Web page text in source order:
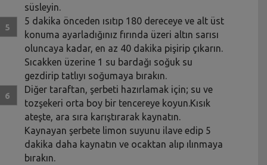
süsleyin.
5 dakika önceden ısıtıp 180 dereceye ve alt üst
konuma ayarladığınız fırında üzeri altın sarısı
oluncaya kadar, en az 40 dakika pişirip çıkarın.
Sıcakken üzerine 1 su bardağı soğuk su
gezdirip tatlıyı soğumaya bırakın.
Diğer taraftan, şerbeti hazırlamak için; su ve
tozşekeri orta boy bir tencereye koyun.Kısık
ateşte, ara sıra karıştırarak kaynatın.
Kaynayan şerbete limon suyunu ilave edip 5
dakika daha kaynatın ve ocaktan alıp ılınmaya
bırakın.